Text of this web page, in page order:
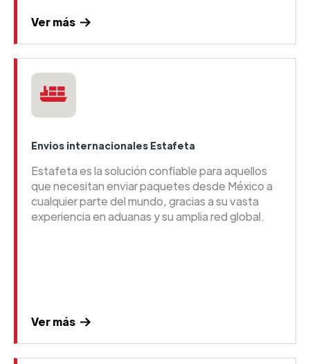
Ver más
Envios internacionales Estafeta
Estafeta es la solución confiable para aquellos
que necesitan enviar paquetes desde México a
cualquier parte del mundo, gracias a su vasta
experiencia en aduanas y su amplia red global.
Ver más